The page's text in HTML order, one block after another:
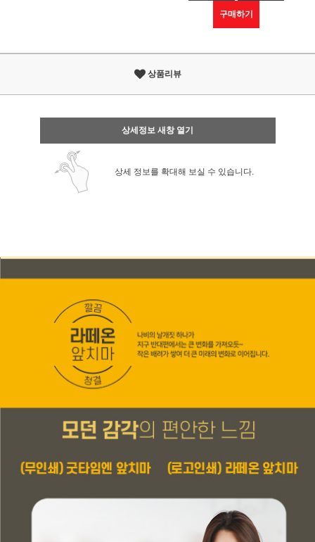
구매하기
상품리뷰
상세정보 새창 열기
상세 정보를 확대해 보실 수 있습니다.